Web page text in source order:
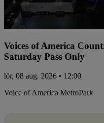
Voices of America
Saturday Pass Only
lör, 08 aug. 2026 • 12:00
Voice of America MetroPark